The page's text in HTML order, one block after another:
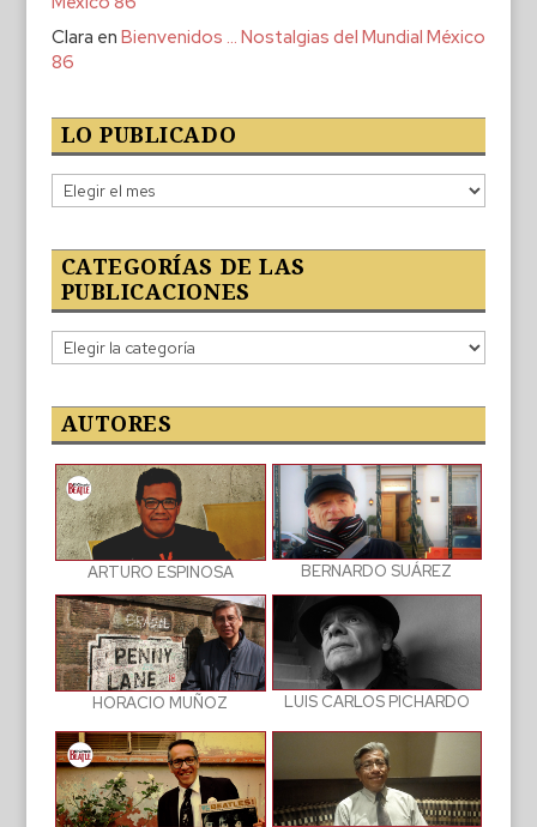
Clara en Bienvenidos … Nostalgias del Mundial México
86
LO PUBLICADO
Lo
publicado
CATEGORÍAS DE LAS
PUBLICACIONES
Categorías
de
publicaciones
AUTORES
ARTURO ESPINOSA BERNARDO SUÁREZ
HORACIO MUÑOZ LUIS CARLOS PICHARDO